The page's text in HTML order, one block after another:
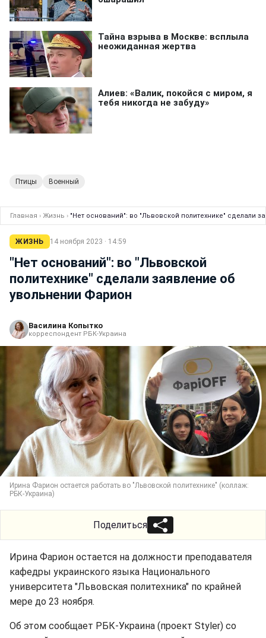
Птицы Военный
Главная › Жизнь › "Нет оснований": во "Львовской политехнике" сделали
ЖИЗНЬ 14 ноября 2023 · 14:59
"Нет оснований": во "Львовской
политехнике" сделали заявление об
увольнении Фарион
Василина Копытко
корреспондент РБК-Украина
Ирина Фарион остается работать во "Львовской политехнике" (коллаж:
РБК-Украина)
Поделиться
Ирина Фарион остается на должности преподавателя
кафедры украинского языка Национального
университета "Львовская политехника" по крайней
мере до 23 ноября.
Об этом сообщает РБК-Украина (проект Styler) со